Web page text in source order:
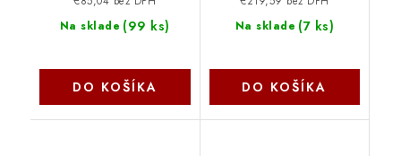
Na sklade (99 ks)
DO KOŠÍKA
Na sklade (7 ks)
DO KOŠÍKA